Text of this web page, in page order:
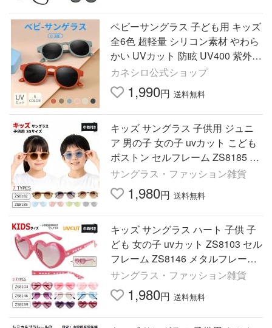
ベビーサングラス 子ども用 キッズ
全6色 超軽量 シリコン素材 やわら
かい UVカット 防眩 UV400 紫外線
対策 レジャー 偏光レンズ コンパ
クト収納 旅行
カネシロ公式ショップ
1,990円 送料無料
キッズ サングラス 子供用 ジュニ
ア 男の子 女の子 uvカット こども
ボストン セルフレーム ZS8185 ク
リアフレーム 薄い色 ZS8182 グラ
デーションカラーレンズ
サングラス・ファッション雑貨
1,980円 送料無料
キッズ サングラス ハート 子供 子
ども 女の子 uvカット ZS8103 セル
フレーム ZS8146 メタルフレーム
ZS8189 ドット柄 パーティー ライ
ブ コンサート ハロウィン
サングラス・ファッション雑貨
1,980円 送料無料